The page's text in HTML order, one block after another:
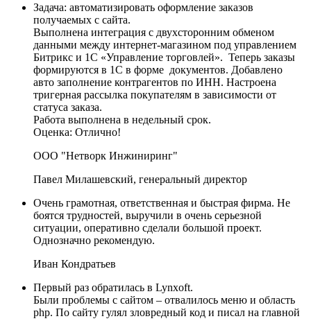
Задача: автоматизировать оформление заказов
получаемых с сайта.
Выполнена интеграция с двухсторонним обменом
данными между интернет-магазином под управлением
Битрикс и 1С «Управление торговлей». Теперь заказы
формируются в 1С в форме документов. Добавлено
авто заполнение контрагентов по ИНН. Настроена
тригерная рассылка покупателям в зависимости от
статуса заказа.
Работа выполнена в недельный срок.
Оценка: Отлично!
ООО "Нетворк Инжиниринг"
Павел Милашевский, генеральный директор
Очень грамотная, ответственная и быстрая фирма. Не
боятся трудностей, выручили в очень серьезной
ситуации, оперативно сделали большой проект.
Однозначно рекомендую.
Иван Кондратьев
Первый раз обратилась в Lynxoft.
Были проблемы с сайтом – отвалилось меню и область
php. По сайту гулял зловредный код и писал на главной